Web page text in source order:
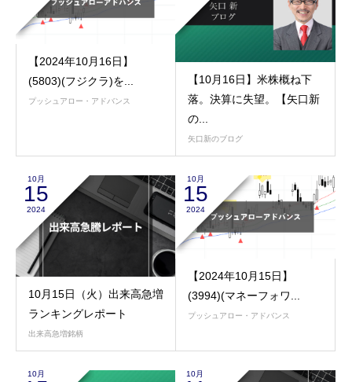
【2024年10月16日】
(5803)(フジクラ)を...
プッシュアロー・アドバンス
【10月16日】米株概ね下
落。決算に失望。【矢口新
の...
矢口新のブログ
10月
15
2024
10月15日（火）出来高急増
ランキングレポート
出来高急増銘柄
10月
15
2024
【2024年10月15日】
(3994)(マネーフォワ...
プッシュアロー・アドバンス
10月 10月